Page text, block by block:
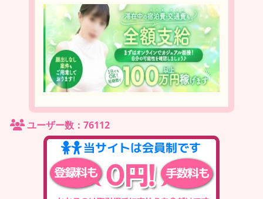
ユーザー数：76112